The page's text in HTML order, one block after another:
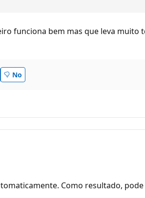
funciona bem mas que leva muito
No
Como resultado,